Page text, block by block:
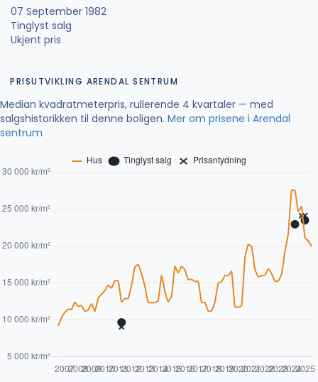
07 September 1982
Tinglyst salg
Ukjent pris
PRISUTVIKLING ARENDAL SENTRUM
Median kvadratmeterpris, rullerende 4 kvartaler — med
salgshistorikken til denne boligen. Mer om prisene i Arendal
sentrum